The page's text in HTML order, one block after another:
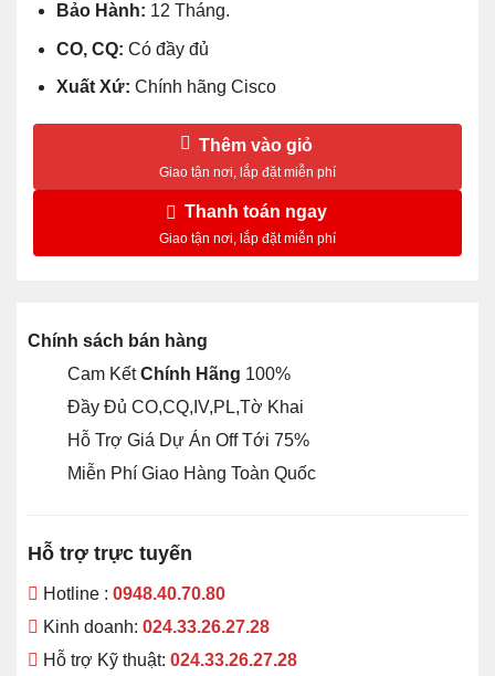
Bảo Hành: 12 Tháng.
CO, CQ: Có đầy đủ
Xuất Xứ: Chính hãng Cisco
Thêm vào giỏ
Thanh toán ngay
Chính sách bán hàng
Cam KếtChính Hãng 100%
Đầy Đủ CO,CQ,IV,PL,Tờ Khai
Hỗ Trợ Giá Dự Án Off Tới 75%
Miễn Phí Giao Hàng Toàn Quốc
Hỗ trợ trực tuyến
Hotline : 0948.40.70.80
Kinh doanh: 024.33.26.27.28
Hỗ trợ Kỹ thuật: 024.33.26.27.28